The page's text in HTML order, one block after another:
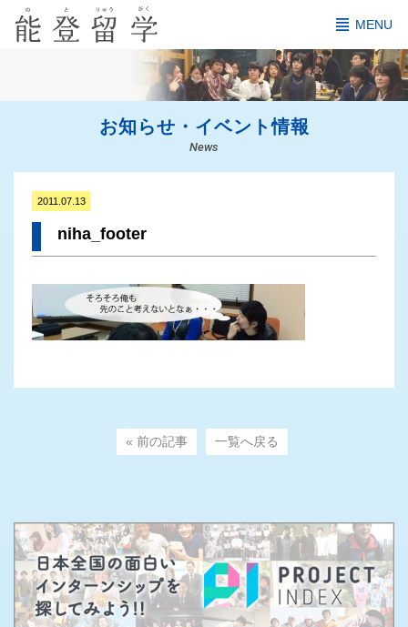
MENU
お知らせ・イベント情報
News
2011.07.13
niha_footer
« 前の記事 一覧へ戻る